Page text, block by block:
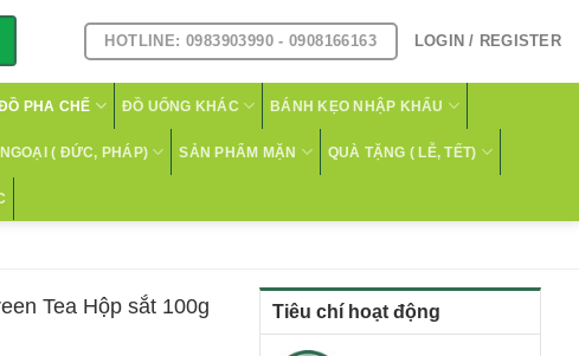
HOTLINE: 0983903990 - 0908166163 LOGIN / REGISTER
PHA CHẾ ĐỒ UỐNG KHÁC BÁNH KẸO NHẬP KHẨU
( ĐỨC, PHÁP) SẢN PHẨM MẶN QUÀ TẶNG ( LỄ, TẾT)
Tiêu chí hoạt động
Tea Hộp sắt 100g